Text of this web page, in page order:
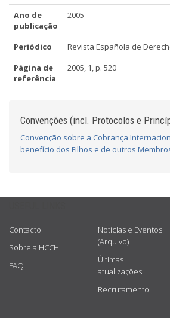
Ano de
publicação
2005
Periódico
Revista Española de
Página de
referência
2005, 1, p. 520
Convenções (incl. Protocolos e
Convenção sobre a Cobrança
benefício dos Filhos e de outros
Contacto
Sobre a HCCH
FAQ
Notícias e Eventos
(Arquivo)
Últimas
atualizações
Recrutamento